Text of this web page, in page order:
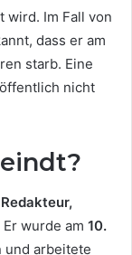
wird. Im Fall von
dass er am
starb. Eine
nicht
Er wurde am 10.
und arbeitete